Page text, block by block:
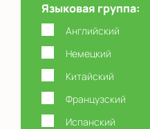
Языковая группа:
Английский
Немецкий
Китайский
Французский
Испанский